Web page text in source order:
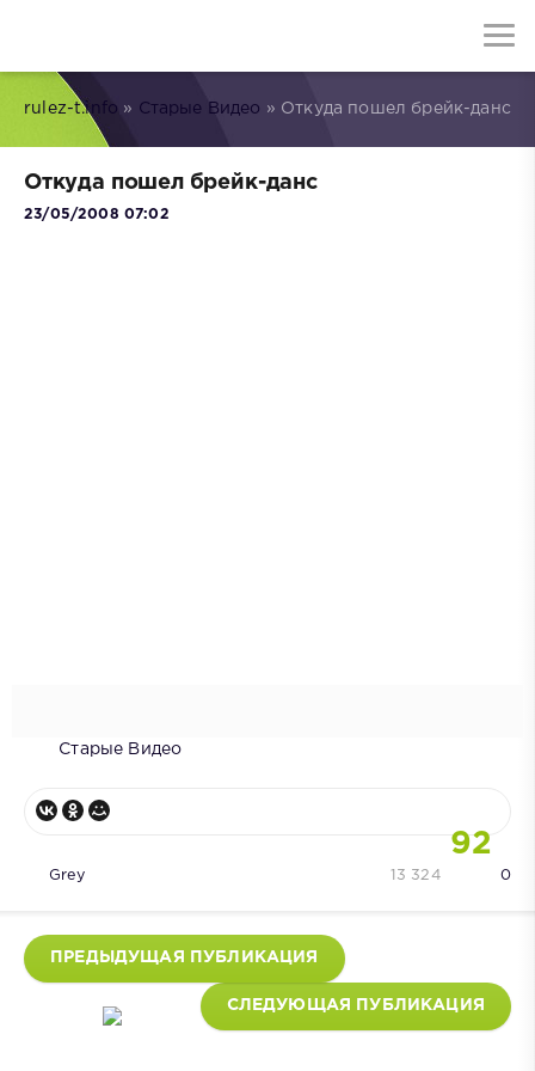
rulez-t.info » Старые Видео » Откуда пошел брейк-данс
Откуда пошел брейк-данс
23/05/2008 07:02
Старые Видео
92
Grey 0
13 324
ПРЕДЫДУЩАЯ ПУБЛИКАЦИЯ
СЛЕДУЮЩАЯ ПУБЛИКАЦИЯ